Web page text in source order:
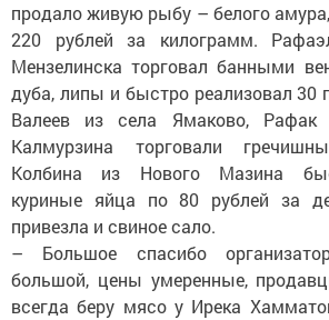
продало живую рыбу – белого
220 рублей за килограмм.
Мензелинска торговал банными
дуба, липы и быстро реализовал 30
Валеев из села Ямаково, Рафак
Калмурзина торговали
Колбина из Нового Мазина
куриные яйца по 80 рублей за
привезла и свиное сало.
– Большое спасибо
большой, цены умеренные,
всегда беру мясо у Ирека